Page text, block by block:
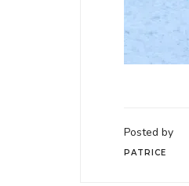
Posted by
PATRICE